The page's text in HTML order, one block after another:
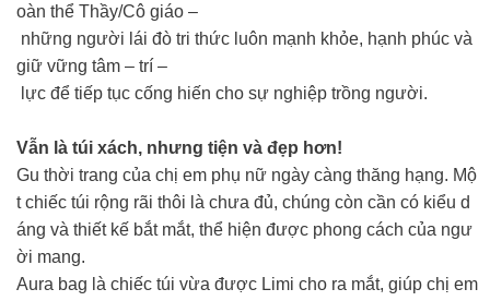
oàn thể Thầy/Cô giáo –
những người lái đò tri thức luôn mạnh khỏe, hạnh phúc và
giữ vững tâm – trí –
lực để tiếp tục cống hiến cho sự nghiệp trồng người.
Vẫn là túi xách, nhưng tiện và đẹp hơn!
Gu thời trang của chị em phụ nữ ngày càng thăng hạng. Mộ
t chiếc túi rộng rãi thôi là chưa đủ, chúng còn cần có kiểu d
áng và thiết kế bắt mắt, thể hiện được phong cách của ngư
ời mang.
Aura bag là chiếc túi vừa được Limi cho ra mắt, giúp chị em